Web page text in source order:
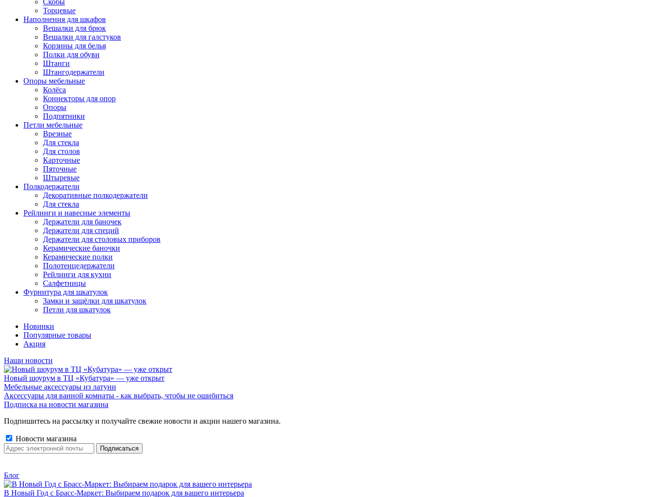
Скобы
Торцевые
Наполнения для шкафов
Вешалки для брюк
Вешалки для галстуков
Корзины для белья
Полки для обуви
Штанги
Штангодержатели
Опоры мебельные
Колёса
Коннекторы для опор
Опоры
Подпятники
Петли мебельные
Врезные
Для стекла
Для столов
Карточные
Пяточные
Штыревые
Полкодержатели
Декоративные полкодержатели
Для стекла
Рейлинги и навесные элементы
Держатели для баночек
Держатели для специй
Держатели для столовых приборов
Керамические баночки
Керамические полки
Полотенцедержатели
Рейлинги для кухни
Салфетницы
Фурнитура для шкатулок
Замки и защёлки для шкатулок
Петли для шкатулок
Новинки
Популярные товары
Акция
Наши новости
Новый шоурум в ТЦ «Кубатура» — уже открыт
Мебельные аксессуары из латуни
Аксессуары для ванной комнаты - как выбрать, чтобы не ошибиться
Подписка на новости магазина
Подпишитесь на рассылку и получайте свежие новости и акции нашего магазина.
Новости магазина
Блог
В Новый Год с Брасс-Маркет: Выбираем подарок для вашего интерьера